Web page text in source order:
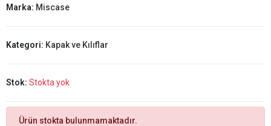
Marka: Miscase
Kategori: Kapak ve Kılıflar
Stok: Stokta yok
Ürün stokta bulunmamaktadır.